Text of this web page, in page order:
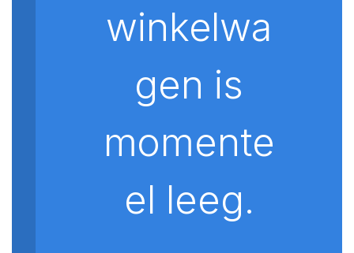
winkelwa
gen is
momente
el leeg.